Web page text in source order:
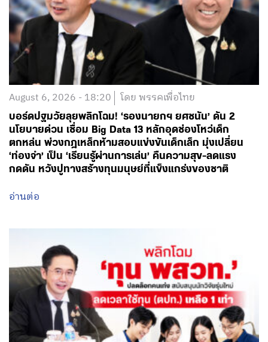
August 6, 2026 - 18:20 โดย พรรคเพื่อไทย
บอร์ดปฐมวัยลุยพลิกโฉม! ‘รองนายกฯ ยศชนัน’ ดัน 2
นโยบายด่วน เชื่อม Big Data 13 หลักอุดช่องโหว่เด็ก
ตกหล่น พ่วงกฎเหล็กห้ามสอบแข่งขันเด็กเล็ก มุ่งเปลี่ยน
‘ท่องจำ’ เป็น ‘เรียนรู้ผ่านการเล่น’ คืนความสุข-ลดแรง
กดดัน หวังปูทางสร้างทุนมนุษย์ที่แข็งแกร่งของชาติ
อ่านต่อ